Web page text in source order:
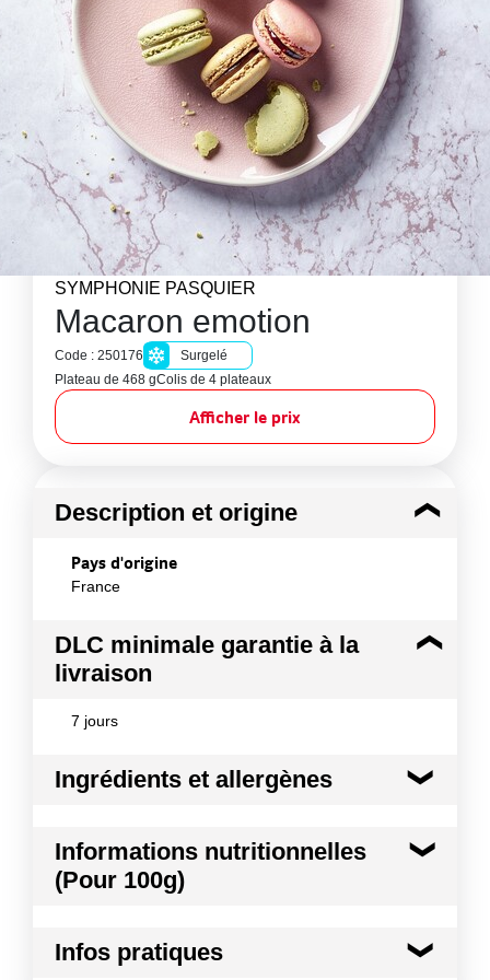
SYMPHONIE PASQUIER
Macaron emotion
Code : 250176
Surgelé
Plateau de 468 gColis de 4 plateaux
Afficher le prix
Description et origine
Pays d'origine
France
DLC minimale garantie à la
livraison
7 jours
Ingrédients et allergènes
Ingrédients : INGREDIENTS?: Sucre - AMANDES en
poudre 19% - Blancs d'OEUFS - CREME - Purée de
bananes 2% - Framboises 1% - Brisures de
sirop de candi, BEURRE concentré, poudre à lever :
carbonate acide de sodium, sel, cannelle) - Cassis
Informations nutritionnelles
(Pour 100g)
Infos pratiques